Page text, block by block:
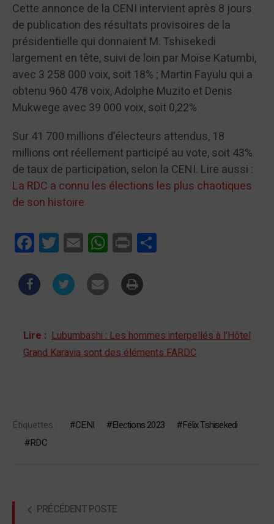
Cette annonce de la CENI intervient après 8 jours
de publication des résultats provisoires de la
présidentielle qui donnaient M. Tshisekedi
largement en tête, suivi de loin par Moïse Katumbi,
avec 3 258 000 voix, soit 18% ; Martin Fayulu qui a
obtenu 960 478 voix, Adolphe Muzito et Denis
Mukwege avec 39 000 voix, soit 0,22%
Sur 41 700 millions d’électeurs attendus, 18
millions ont réellement participé au vote, soit 43%
de taux de participation, selon la CENI. Lire aussi :
La RDC a connu les élections les plus chaotiques
de son histoire
FacebookTwitterEmail WhatsApp
Print
Lire : Lubumbashi : Les hommes interpellés à l’Hôtel
Grand Karavia sont des éléments FARDC
Étiquettes : CENI Elections 2023
Félix Tshisekedi
RDC
PRÉCÉDENT POSTE